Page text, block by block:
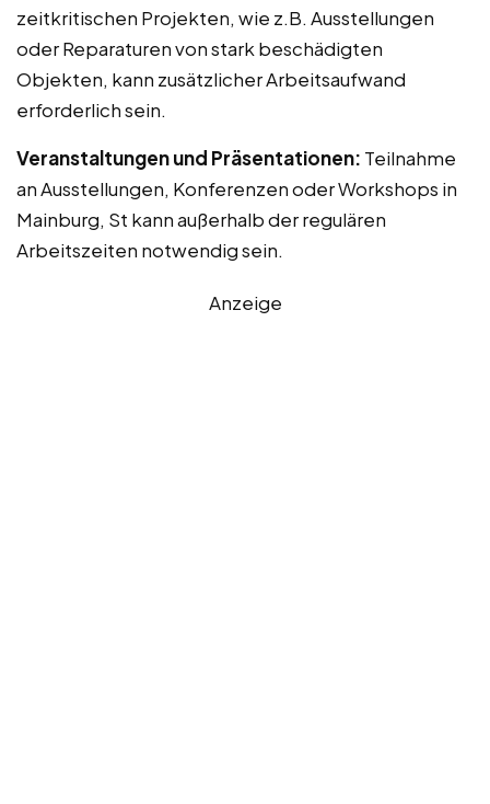
zeitkritischen Projekten, wie z.B. Ausstellungen
oder Reparaturen von stark beschädigten
Objekten, kann zusätzlicher Arbeitsaufwand
erforderlich sein.
Veranstaltungen und Präsentationen: Teilnahme
an Ausstellungen, Konferenzen oder Workshops in
Mainburg, St kann außerhalb der regulären
Arbeitszeiten notwendig sein.
Anzeige